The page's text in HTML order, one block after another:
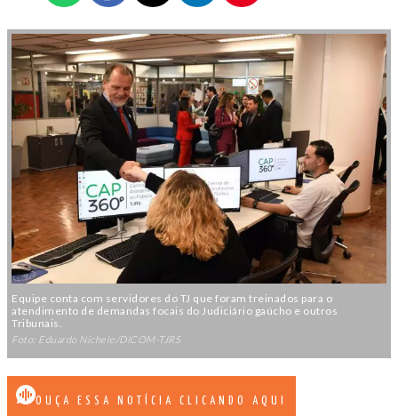
Equipe conta com servidores do TJ que foram treinados para o
atendimento de demandas focais do Judiciário gaúcho e outros
Tribunais.
Foto: Eduardo Nichele/DICOM-TJRS
OUÇA ESSA NOTÍCIA CLICANDO AQUI